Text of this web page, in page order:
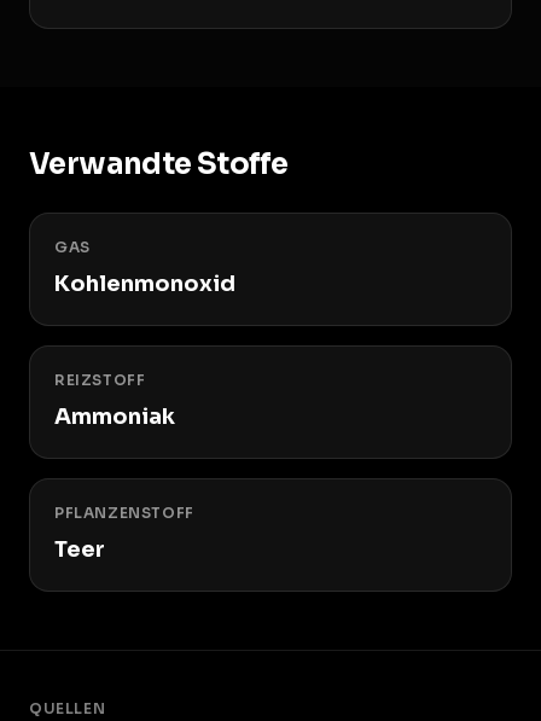
Verwandte Stoffe
GAS
Kohlenmonoxid
REIZSTOFF
Ammoniak
PFLANZENSTOFF
Teer
QUELLEN